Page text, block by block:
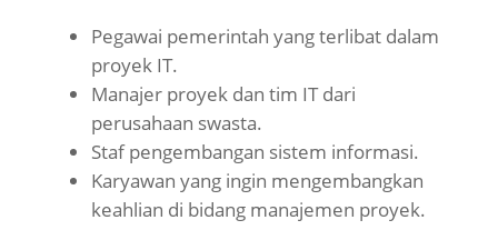
Pegawai pemerintah yang terlibat dalam
proyek IT.
Manajer proyek dan tim IT dari
perusahaan swasta.
Staf pengembangan sistem informasi.
Karyawan yang ingin mengembangkan
keahlian di bidang manajemen proyek.